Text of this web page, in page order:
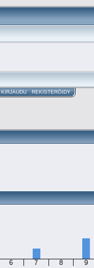
KIRJAUDU REKISTERÖIDY
6 7 8 9